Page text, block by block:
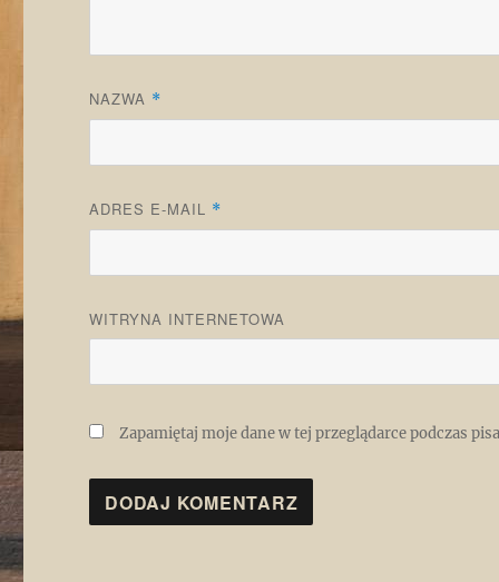
NAZWA *
ADRES E-MAIL *
WITRYNA INTERNETOWA
Zapamiętaj moje dane w tej przeglądarce podczas